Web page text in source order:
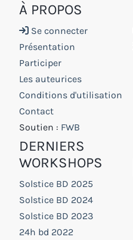
À PROPOS
Se connecter
Présentation
Participer
Les auteurices
Conditions d'utilisation
Contact
Soutien : FWB
DERNIERS
WORKSHOPS
Solstice BD 2025
Solstice BD 2024
Solstice BD 2023
24h bd 2022